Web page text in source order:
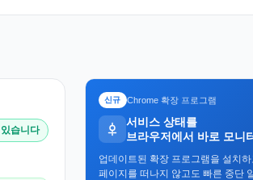
습니다
신규 Chrome 확장 프로그램
서비스 상태를
브라우저에서 바로 모니
업데이트된 확장 프로그램을 설치
페이지를 떠나지 않고도 빠른 중단